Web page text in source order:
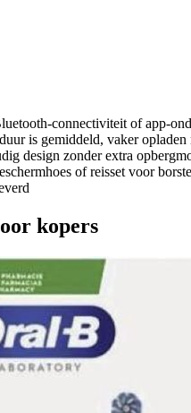
connectiviteit of app-
is gemiddeld, vaker opladen
design zonder extra
of reisset voor
kopers